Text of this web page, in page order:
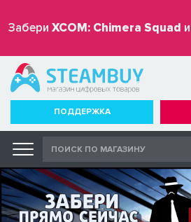
Забери XCOM: Chimera Squad и
бесплатно
ПОДДЕРЖКА